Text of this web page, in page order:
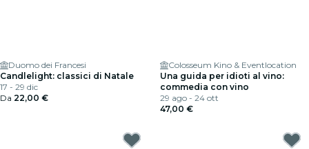
Duomo dei Francesi
Candlelight: classici di Natale
17 - 29 dic
Da 22,00 €
Colosseum Kino & Eventlocation
Una guida per idioti al vino:
commedia con vino
29 ago - 24 ott
47,00 €